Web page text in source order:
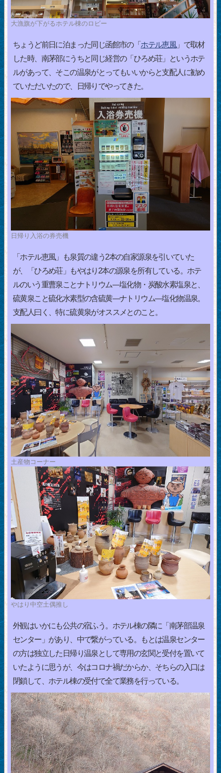
大漁旗が下がるホテル棟のロビー
ちょうど前日に泊まった同じ函館市の「 ホテル恵風」で取材
した時、南茅部にうちと同じ経営の「ひろめ荘」というホテ
ルがあって、そこの温泉がとってもいいからと支配人に勧め
ていただいたので、日帰りでやってきた。
日帰り入浴の券売機
「ホテル恵風」も泉質の違う2本の自家源泉を引いていた
が、「ひろめ荘」もやはり2本の源泉を所有している。ホテ
ルのいう重曹泉ことナトリウム―塩化物・炭酸水素塩泉と、
硫黄泉こと硫化水素型の含硫黄―ナトリウム―塩化物温泉。
支配人曰く、特に硫黄泉がオススメとのこと。
土産物コーナー
やはり中空土偶推し
外観はいかにも公共の宿ふう。ホテル棟の隣に「南茅部温泉
センター」があり、中で繋がっている。もとは温泉センター
の方は独立した日帰り温泉として専用の玄関と受付を置いて
いたように思うが、今はコロナ禍だからか、そちらの入口は
閉鎖して、ホテル棟の受付で全て業務を行っている。